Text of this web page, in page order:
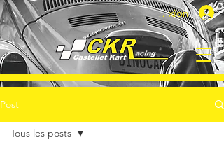
Connexion
Post
Tous les posts